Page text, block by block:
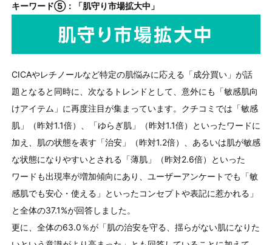
キーワード⑤：「肌守り市場拡大中」
CICAやレチノールなど特定の肌悩みに応える「成分買い」が話
題となると同時に、次なるトレンドとして、意外にも「敏感肌向
けアイテム」に再度注目が集まっています。クチコミでは「敏感
肌」（昨対1.1倍）、「ゆらぎ肌」（昨対1.1倍）といったワードに
加え、肌の状態を表す「治安」（昨対1.2倍）、あるいは肌が敏感
な状態になりやすいとされる「薄肌」（昨対2.6倍）といった
ワードも出現率が増加傾向にあり、ユーザーアンケートでも「敏
感肌でも安心・使える」といったコンセプトや表記に惹かれる」
と全体の37.1%が回答しました。
更に、全体の63.0％が「肌の治安を守る、揺らがない肌になりた